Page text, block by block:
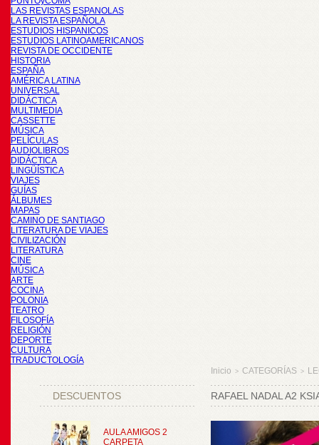
LAS REVISTAS ESPANOLAS
LA REVISTA ESPAÑOLA
ESTUDIOS HISPANICOS
ESTUDIOS LATINOAMERICANOS
REVISTA DE OCCIDENTE
HISTORIA
ESPAÑA
AMÉRICA LATINA
UNIVERSAL
DIDÁCTICA
MULTIMEDIA
CASSETTE
MÚSICA
PELÍCULAS
AUDIOLIBROS
DIDÁCTICA
LINGÜÍSTICA
VIAJES
GUÍAS
ÁLBUMES
MAPAS
CAMINO DE SANTIAGO
LITERATURA DE VIAJES
CIVILIZACIÓN
LITERATURA
CINE
MÚSICA
ARTE
COCINA
POLONIA
TEATRO
FILOSOFÍA
RELIGIÓN
DEPORTE
CULTURA
TRADUCTOLOGÍA
DESCUENTOS
AULA AMIGOS 2
CARPETA
Inicio > CATEGORÍAS >
RAFAEL NADAL A2